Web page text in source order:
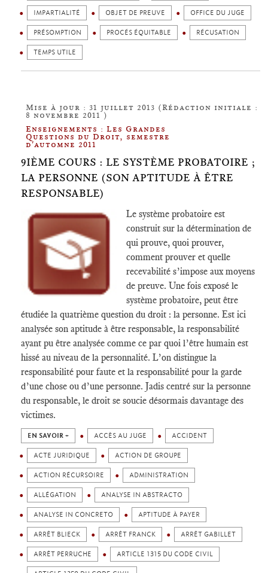
IMPARTIALITÉ OBJET DE PREUVE OFFICE DU JUGE
PRÉSOMPTION PROCÉS ÉQUITABLE RÉCUSATION
TEMPS UTILE
Mise à jour : 31 juillet 2013 (Rédaction initiale :
8 novembre 2011 )
Enseignements : Les Grandes
Questions du Droit, semestre
d'automne 2011
9IÈME COURS : LE SYSTÈME PROBATOIRE ;
LA PERSONNE (SON APTITUDE À ÊTRE
RESPONSABLE)
Le système probatoire est
construit sur la détermination de
qui prouve, quoi prouver,
comment prouver et quelle
recevabilité s’impose aux moyens
de preuve. Une fois exposé le
système probatoire, peut être
étudiée la quatrième question du droit : la personne. Est ici
analysée son aptitude à être responsable, la responsabilité
ayant pu être analysée comme ce par quoi l’être humain est
hissé au niveau de la personnalité. L’on distingue la
responsabilité pour faute et la responsabilité pour la garde
d’une chose ou d’une personne. Jadis centré sur la personne
du responsable, le droit se soucie désormais davantage des
victimes.
EN SAVOIR + ACCÈS AU JUGE ACCIDENT
ACTE JURIDIQUE ACTION DE GROUPE
ACTION RÉCURSOIRE ADMINISTRATION
ALLÉGATION ANALYSE IN ABSTRACTO
ANALYSE IN CONCRETO APTITUDE À PAYER
ARRÊT BLIECK ARRÊT FRANCK ARRÊT GABILLET
ARRÊT PERRUCHE ARTICLE 1315 DU CODE CIVIL